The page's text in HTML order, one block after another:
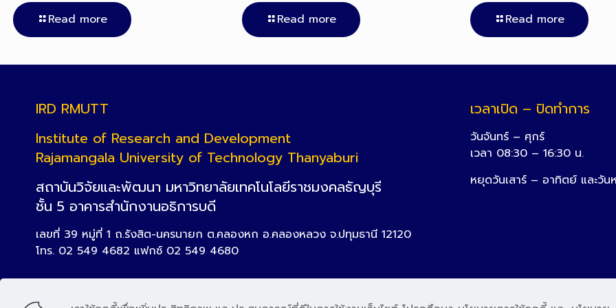
Read more Read more Read more
IRD RMUTT
Institute of Research and Development
Rajamangala University of Technology Thanyaburi
สถาบันวิจัยและพัฒนา มหาวิทยาลัยเทคโนโลยีราชมงคลธัญบุรี
ชั้น 5 อาคารสำนักงานอธิการบดี
เลขที่ 39 หมู่ที่ 1 ถ.รังสิต-นครนายก ต.คลองหก อ.คลองหลวง จ.ปทุมธานี 12120
โทร. 02 549 4682 แฟกซ์ 02 549 4680
เวลาเปิด – ปิดทำการ
วันจันทร์ – ศุกร์
เวลา 08:30 – 16:30 น.
หยุดวันเสาร์ – อาทิตย์ และวั